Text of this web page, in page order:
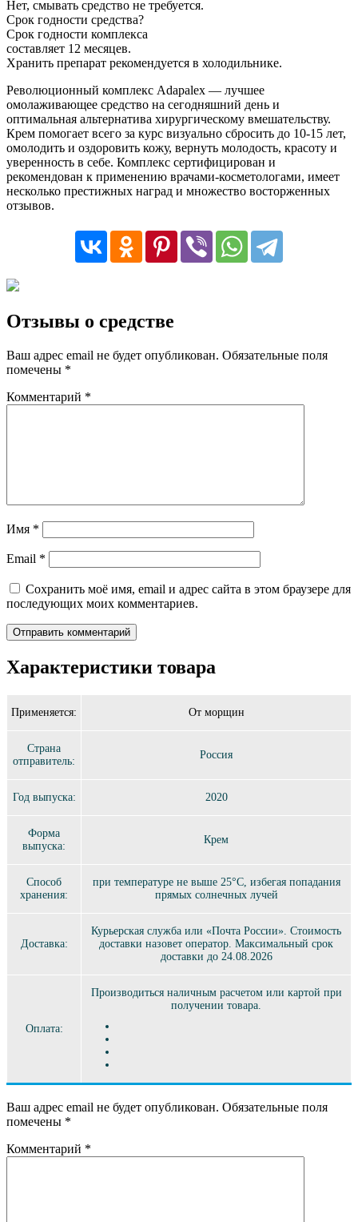
Нет, смывать средство не требуется.
Срок годности средства?
Срок годности комплекса
составляет 12 месяцев.
Хранить препарат рекомендуется в холодильнике.
Революционный комплекс Adapalex — лучшее
омолаживающее средство на сегодняшний день и
оптимальная альтернатива хирургическому вмешательству.
Крем помогает всего за курс визуально сбросить до 10-15 лет,
омолодить и оздоровить кожу, вернуть молодость, красоту и
уверенность в себе. Комплекс сертифицирован и
рекомендован к применению врачами-косметологами, имеет
несколько престижных наград и множество восторженных
отзывов.
Отзывы о средстве
Ваш адрес email не будет опубликован. Обязательные поля
помечены *
Комментарий *
Имя *
Email *
Сохранить моё имя, email и адрес сайта в этом браузере для
последующих моих комментариев.
Характеристики товара
Применяется: От морщин
Страна
отправитель:
Россия
Год выпуска: 2020
Форма
выпуска:
Крем
Способ
хранения:
при температуре не выше 25°C, избегая попадания
прямых солнечных лучей
Доставка:
Курьерская служба или «Почта России». Стоимость
доставки назовет оператор. Максимальный срок
доставки до 24.08.2026
Оплата:
Производиться наличным расчетом или картой при
получении товара.
Ваш адрес email не будет опубликован. Обязательные поля
помечены *
Комментарий *